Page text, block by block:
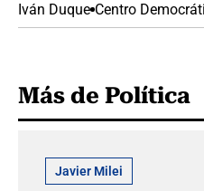
Iván Duque Centro
Más de Política
Javier Milei